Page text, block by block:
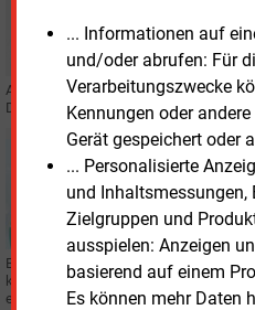
... Informationen auf
und/oder abrufen: Für
Verarbeitungszwecke
Kennungen oder
Gerät gespeichert oder
... Personalisierte
und Inhaltsmessungen,
Zielgruppen und
ausspielen: Anzeigen
basierend auf einem
Es können mehr Daten
Chefin für
Anne Barbara Bicking übernimmt im
Die Eon-Tochtergesellschaft soll
IT
Neue
einbinden
Energiegeräte über ein
koppeln, erfordert eine Software – für
einen individuellen Code überflüssig.